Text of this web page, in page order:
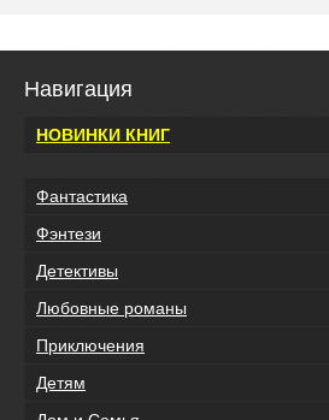
Навигация
НОВИНКИ КНИГ
Фантастика
Фэнтези
Детективы
Любовные романы
Приключения
Детям